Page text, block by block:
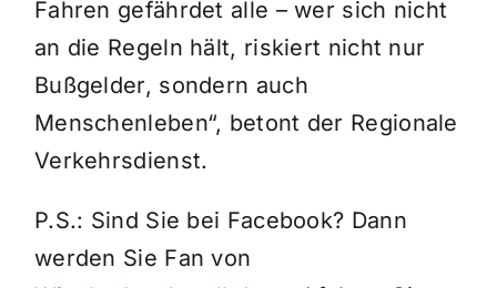
Fahren gefährdet alle – wer sich nicht
an die Regeln hält, riskiert nicht nur
Bußgelder, sondern auch
Menschenleben“, betont der Regionale
Verkehrsdienst.
P.S.: Sind Sie bei Facebook? Dann
werden Sie Fan von